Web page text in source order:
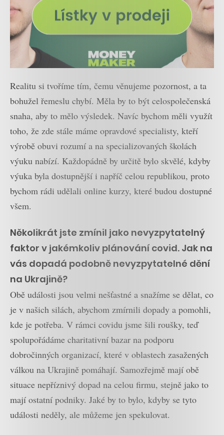
Realitu si tvoříme tím, čemu věnujeme pozornost, a ta
bohužel řemeslu chybí. Měla by to být celospolečenská
snaha, aby to mělo výsledek. Navíc bychom měli využít
toho, že zde stále máme opravdové specialisty, kteří
výrobě obuvi rozumí a na specializovaných školách
výuku nabízí. Každopádně by určitě bylo skvělé, kdyby
výuka byla dostupnější i napříč celou republikou, proto
bychom rádi udělali online kurzy, které budou dostupné
všem.
Několikrát jste zmínil jako nevyzpytatelný
faktor v jakémkoliv plánování covid. Jak na
vás dopadá podobně nevyzpytatelné dění
na Ukrajině?
Obě události jsou velmi nešťastné a snažíme se dělat, co
je v našich silách, abychom zmírnili dopady a pomohli,
kde je potřeba. V rámci covidu jsme šili roušky, teď
spolupořádáme charitativní bazar na podporu
dobročinných organizací, které v oblastech zasažených
válkou na Ukrajině pomáhají. Samozřejmě mají obě
situace nepříznivý dopad na celou firmu, stejně jako to
mají ostatní podniky. Jaké by to bylo, kdyby se tyto
události neděly, ale můžeme jen spekulovat.